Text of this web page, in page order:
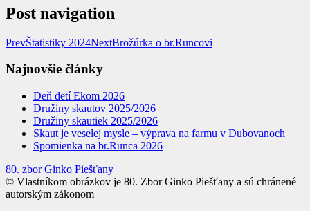
Post navigation
PrevŠtatistiky 2024NextBrožúrka o br.Runcovi
Najnovšie články
Deň detí Ekom 2026
Družiny skautov 2025/2026
Družiny skautiek 2025/2026
Skaut je veselej mysle – výprava na farmu v Dubovanoch
Spomienka na br.Runca 2026
80. zbor Ginko Piešťany
© Vlastníkom obrázkov je 80. Zbor Ginko Piešťany a sú chránené
autorským zákonom